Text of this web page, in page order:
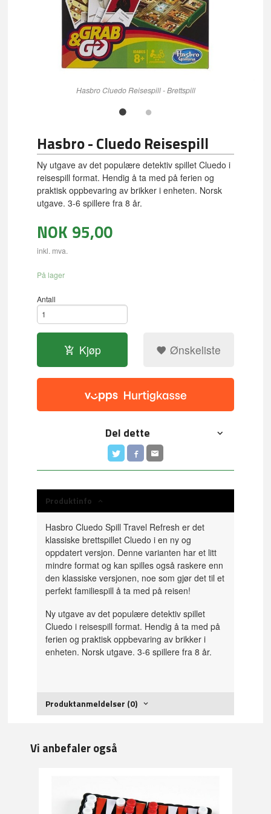
Hasbro Cluedo Reisespill - Brettspill
Hasbro - Cluedo Reisespill
Ny utgave av det populære detektiv spillet Cluedo i
reisespill format. Hendig å ta med på ferien og
praktisk oppbevaring av brikker i enheten. Norsk
utgave. 3-6 spillere fra 8 år.
NOK 95,00
inkl. mva.
På lager
Antall
Kjøp Ønskeliste
Del dette
Produktinfo
Hasbro Cluedo Spill Travel Refresh er det
klassiske brettspillet Cluedo i en ny og
oppdatert versjon. Denne varianten har et litt
mindre format og kan spilles også raskere enn
den klassiske versjonen, noe som gjør det til et
perfekt familiespill å ta med på reisen!
Ny utgave av det populære detektiv spillet
Cluedo i reisespill format. Hendig å ta med på
ferien og praktisk oppbevaring av brikker i
enheten. Norsk utgave. 3-6 spillere fra 8 år.
Produktanmeldelser (0)
Vi anbefaler også